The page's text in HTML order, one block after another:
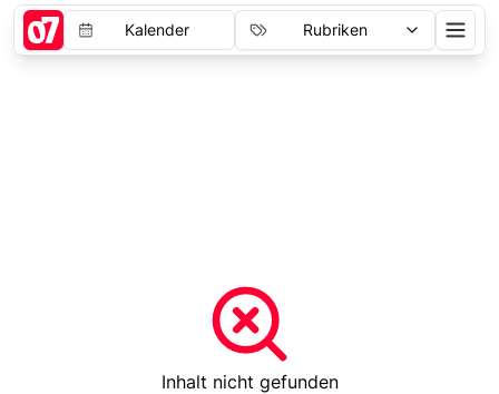
Kalender Rubriken
Inhalt nicht gefunden